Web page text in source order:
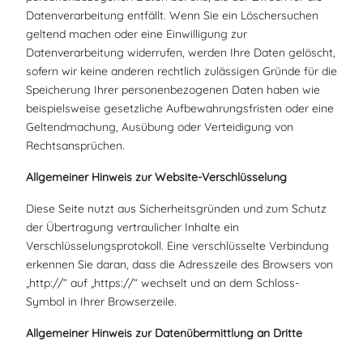
Datenverarbeitung entfällt. Wenn Sie ein Löschersuchen
geltend machen oder eine Einwilligung zur
Datenverarbeitung widerrufen, werden Ihre Daten gelöscht,
sofern wir keine anderen rechtlich zulässigen Gründe für die
Speicherung Ihrer personenbezogenen Daten haben wie
beispielsweise gesetzliche Aufbewahrungsfristen oder eine
Geltendmachung, Ausübung oder Verteidigung von
Rechtsansprüchen.
Allgemeiner Hinweis zur Website-Verschlüsselung
Diese Seite nutzt aus Sicherheitsgründen und zum Schutz
der Übertragung vertraulicher Inhalte ein
Verschlüsselungsprotokoll. Eine verschlüsselte Verbindung
erkennen Sie daran, dass die Adresszeile des Browsers von
„http://“ auf „https://“ wechselt und an dem Schloss-
Symbol in Ihrer Browserzeile.
Allgemeiner Hinweis zur Datenübermittlung an Dritte